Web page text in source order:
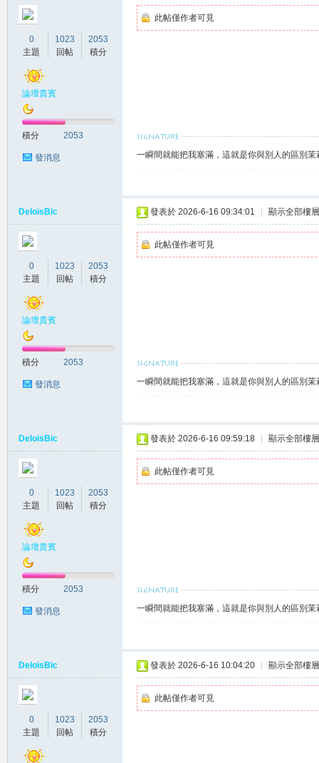
0
主題
1023
回帖
2053
積分
論壇貴賓
積分 2053
發消息
此帖僅作者可見
一瞬間就能把我塞滿，這就是你與別人的區別茉
DeloisBic
0
主題
1023
回帖
2053
積分
論壇貴賓
積分 2053
發消息
發表於 2026-6-16 09:34:01 顯示全部樓層
此帖僅作者可見
一瞬間就能把我塞滿，這就是你與別人的區別茉
DeloisBic
0
主題
1023
回帖
2053
積分
論壇貴賓
積分 2053
發消息
發表於 2026-6-16 09:59:18 顯示全部樓層
此帖僅作者可見
一瞬間就能把我塞滿，這就是你與別人的區別茉
DeloisBic
0
主題
1023
回帖
2053
積分
發表於 2026-6-16 10:04:20 顯示全部樓層
此帖僅作者可見